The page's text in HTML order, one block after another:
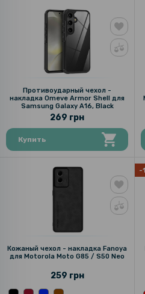
Противоударный чехол -
накладка Omeve Armor Shell для
Samsung Galaxy A16, Black
269 грн
Купить
Кожаный чехол - накладка Fanoya
для Motorola Moto G85 / S50 Neo
259 грн
-